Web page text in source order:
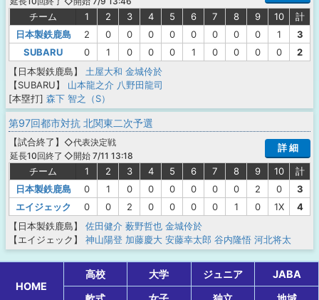
チーム 1 2 3 4 5 6 7 8 9 10
計
日本製鉄鹿島
2 0 0 0 0 0 0 0 0 1
3
SUBARU
0 1 0 0 0 1 0 0 0 0
2
【日本製鉄鹿島】
土屋大和 金城伶於
【SUBARU】
山本龍之介 八野田龍司
[本塁打] 森下 智之（S）
第97回都市対抗 北関東二次予選
【試合終了 】
延長10回終了
◇代表決定戦
◇開始 7/11 13:18
詳 細
チーム 1 2 3 4 5 6 7 8 9 10
計
日本製鉄鹿島
0 1 0 0 0 0 0 0 2 0
3
エイジェック
0 0 2 0 0 0 0 1 0 1X
4
【日本製鉄鹿島】
佐田健介 薮野哲也 金城伶於
【エイジェック】
神山陽登 加藤慶大 安藤幸太郎 谷内隆悟 河北将太
HOME
高校 大学 ジュニア
JABA